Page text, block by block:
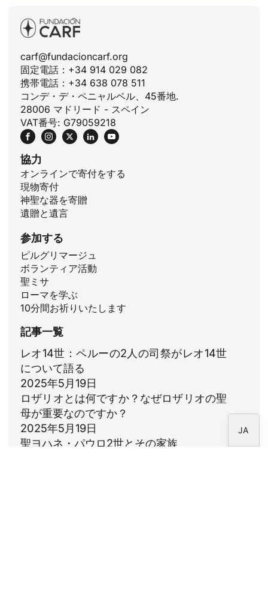
carf@fundacioncarf.org
固定電話：+34 914 029 082
携帯電話：+34 638 078 511
コンデ・デ・ペニャルベル、45番地.
28006 マドリード - スペイン
VAT番号: G79059218
協力
オンラインで寄付をする
現物寄付
神聖な器を寄贈
遺贈と遺言
参加する
ピルグリマージュ
ボランティア活動
聖ミサ
ローマを学ぶ
10分間お祈りいたします
記事一覧
レオ14世：ペルーの2人の司祭がレオ14世
について語る
2025年5月19日
ロザリオとは何ですか？なぜロザリオの聖
母が重要なのですか？
2025年5月19日
聖ヨハネ・パウロ2世とその家族
JA